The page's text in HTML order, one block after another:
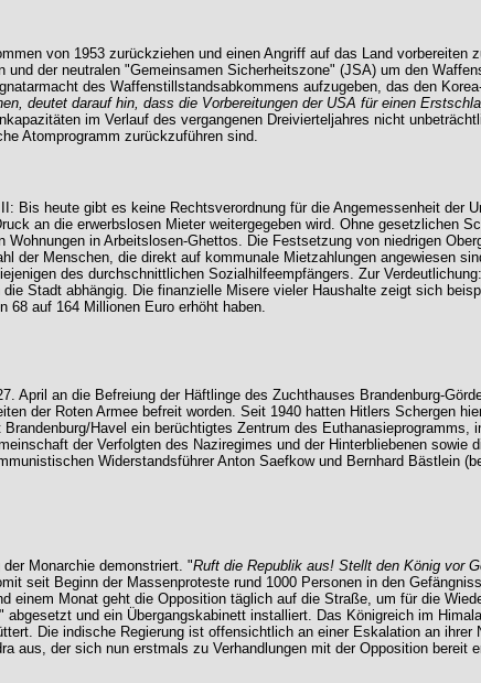
von 1953 zurückziehen und einen Angriff auf das Land vorbereiten
der neutralen "Gemeinsamen Sicherheitszone" (JSA) um den
des Waffenstillstandsabkommens aufzugeben, das den
deutet darauf hin, dass die Vorbereitungen der USA für einen
im Verlauf des vergangenen Dreivierteljahres nicht
Atomprogramm zurückzuführen sind.
Bis heute gibt es keine Rechtsverordnung für die Angemessenheit der
an die erwerbslosen Mieter weitergegeben wird. Ohne gesetzlichen
in Arbeitslosen-Ghettos. Die Festsetzung von niedrigen
der Menschen, die direkt auf kommunale Mietzahlungen angewiesen
des durchschnittlichen Sozialhilfeempfängers. Zur
Stadt abhängig. Die finanzielle Misere vieler Haushalte zeigt sich
68 auf 164 Millionen Euro erhöht haben.
April an die Befreiung der Häftlinge des Zuchthauses Brandenburg-
der Roten Armee befreit worden. Seit 1940 hatten Hitlers Schergen
Havel ein berüchtigtes Zentrum des
der Verfolgten des Naziregimes und der Hinterbliebenen
Widerstandsführer Anton Saefkow und Bernhard Bästlein
Monarchie demonstriert. "Ruft die Republik aus! Stellt den König vor
seit Beginn der Massenproteste rund 1000 Personen in den
einem Monat geht die Opposition täglich auf die Straße, um für die
und ein Übergangskabinett installiert. Das Königreich im
Die indische Regierung ist offensichtlich an einer Eskalation an
aus, der sich nun erstmals zu Verhandlungen mit der Opposition bereit